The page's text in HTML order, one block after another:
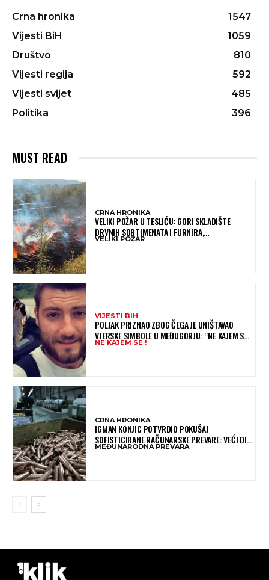
Crna hronika
1547
Vijesti BiH
1059
Društvo
810
Vijesti regija
592
Vijesti svijet
485
Politika
396
MUST READ
CRNA HRONIKA
VELIKI POŽAR U TESLIĆU: GORI SKLADIŠTE
DRVNIH SORTIMENATA I FURNIRA,
VATROGASCIMA STIŽE POMOĆ IZ VIŠE GRADOVA
VELIKI POŽAR
VIJESTI BIH
POLJAK PRIZNAO ZBOG ČEGA JE UNIŠTAVAO
VJERSKE SIMBOLE U MEĐUGORJU: “NE KAJEM SE I
PONOVIO BIH SVE”
NE KAJEM SE !
CRNA HRONIKA
IGMAN KONJIC POTVRDIO POKUŠAJ
SOFISTICIRANE RAČUNARSKE PREVARE: VEĆI DIO
NOVCA BLOKIRAN, OČEKUJE SE POVRAT
MEĐUNARODNA PREVARA